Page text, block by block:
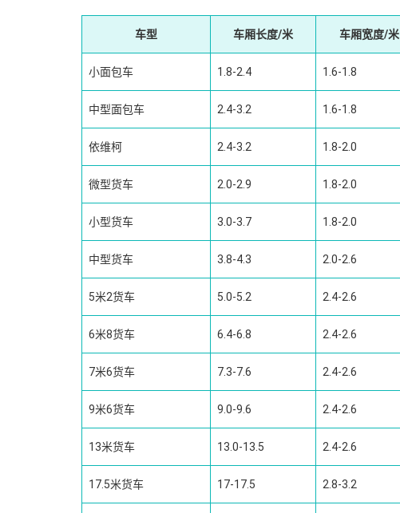
车型 车厢长度/米 车厢宽度/米
小面包车 1.8-2.4 1.6-1.8
中型面包车 2.4-3.2 1.6-1.8
依维柯 2.4-3.2 1.8-2.0
微型货车 2.0-2.9 1.8-2.0
小型货车 3.0-3.7 1.8-2.0
中型货车 3.8-4.3 2.0-2.6
5米2货车 5.0-5.2 2.4-2.6
6米8货车 6.4-6.8 2.4-2.6
7米6货车 7.3-7.6 2.4-2.6
9米6货车 9.0-9.6 2.4-2.6
13米货车 13.0-13.5 2.4-2.6
17.5米货车 17-17.5 2.8-3.2